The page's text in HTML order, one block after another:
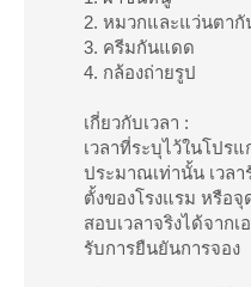
2. หมวกและแว่นตา
3. ครีมกันแดด
4. กล้องถ่ายรูป
เกี่ยวกับเวลา :
เวลาที่ระบุไว้ในโปร
ประมาณเท่านั้น เวล
ตั้งของโรงแรม หรือ
สอบเวลาจริงได้จาก
รับการยืนยันการจอง